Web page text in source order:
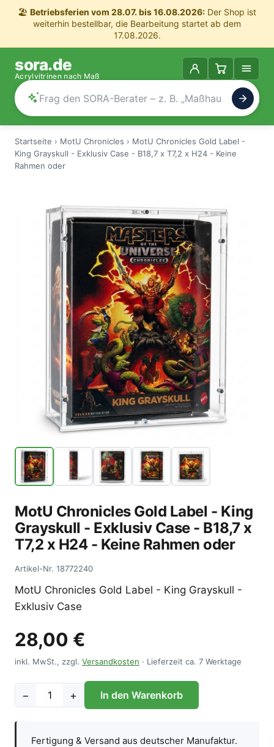
🏖️ Betriebsferien vom 28.07. bis 16.08.2026: Der Shop ist
weiterhin bestellbar, die Bearbeitung startet ab dem
17.08.2026.
sora.de
Acrylvitrinen nach Maß
Startseite › MotU Chronicles › MotU Chronicles Gold Label -
King Grayskull - Exklusiv Case - B18,7 x T7,2 x H24 - Keine
Rahmen oder
MotU Chronicles Gold Label - King
Grayskull - Exklusiv Case - B18,7 x
T7,2 x H24 - Keine Rahmen oder
Artikel-Nr. 18772240
MotU Chronicles Gold Label - King Grayskull -
Exklusiv Case
28,00 €
inkl. MwSt., zzgl. Versandkosten · Lieferzeit ca. 7 Werktage
− + In den Warenkorb
Fertigung & Versand aus deutscher Manufaktur.